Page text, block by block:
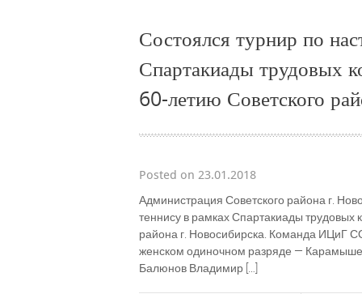
Спартакиады
коллективов
предприятий,
60-
района
города
Новосибирска
Состоялся турнир по
Спартакиады трудовых
60-летию Советского
Posted on 23.01.2018
Администрация Советского района г.
теннису в рамках Спартакиады
района г. Новосибирска. Команда ИЦиГ
женском одиночном разряде —
Балюнов Владимир […]